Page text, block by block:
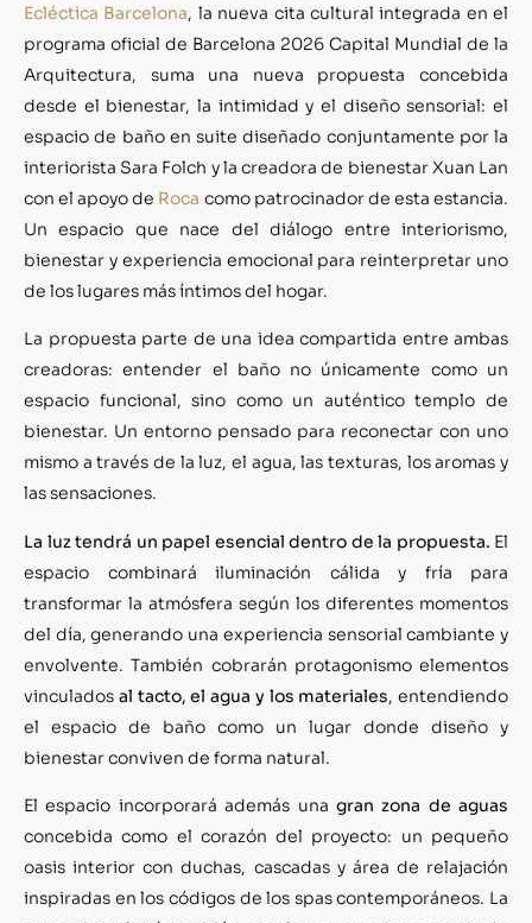
Ecléctica Barcelona, la nueva cita cultural integrada en el
programa oficial de Barcelona 2026 Capital Mundial de la
Arquitectura, suma una nueva propuesta concebida
desde el bienestar, la intimidad y el diseño sensorial: el
espacio de baño en suite diseñado conjuntamente por la
interiorista Sara Folch y la creadora de bienestar Xuan Lan
con el apoyo de Roca como patrocinador de esta estancia.
Un espacio que nace del diálogo entre interiorismo,
bienestar y experiencia emocional para reinterpretar uno
de los lugares más íntimos del hogar.
La propuesta parte de una idea compartida entre ambas
creadoras: entender el baño no únicamente como un
espacio funcional, sino como un auténtico templo de
bienestar. Un entorno pensado para reconectar con uno
mismo a través de la luz, el agua, las texturas, los aromas y
las sensaciones.
La luz tendrá un papel esencial dentro de la propuesta. El
espacio combinará iluminación cálida y fría para
transformar la atmósfera según los diferentes momentos
del día, generando una experiencia sensorial cambiante y
envolvente. También cobrarán protagonismo elementos
vinculados al tacto, el agua y los materiales, entendiendo
el espacio de baño como un lugar donde diseño y
bienestar conviven de forma natural.
El espacio incorporará además una gran zona de aguas
concebida como el corazón del proyecto: un pequeño
oasis interior con duchas, cascadas y área de relajación
inspiradas en los códigos de los spas contemporáneos. La